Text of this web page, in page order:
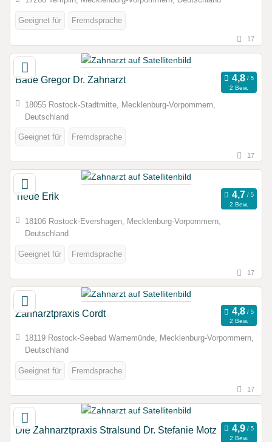
Geeignet für Fremdsprache
17
Bade Gregor Dr. Zahnarzt
2 Bew.
18055 Rostock-Stadtmitte, Mecklenburg-Vorpommern,
Deutschland
Geeignet für Fremdsprache
17
Tiede Erik
2 Bew.
18106 Rostock-Evershagen, Mecklenburg-Vorpommern,
Deutschland
Geeignet für Fremdsprache
17
Zahnarztpraxis Cordt
2 Bew.
18119 Rostock-Seebad Warnemünde, Mecklenburg-Vorpommern,
Deutschland
Geeignet für Fremdsprache
17
Die Zahnarztpraxis Stralsund Dr. Stefanie Motz
2 Bew.